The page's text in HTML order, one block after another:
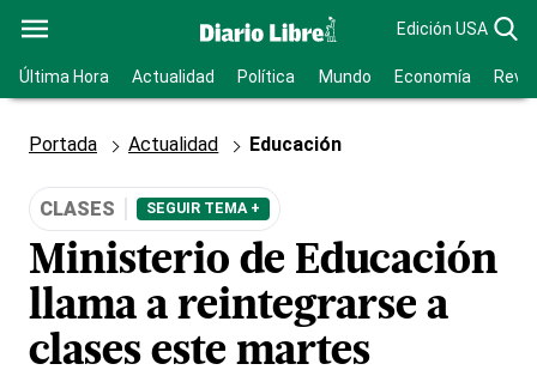
Edición USA
Última Hora Actualidad Política Mundo Economía
Portada Actualidad Educación
CLASES SEGUIR TEMA +
Ministerio de Educación
llama a reintegrarse a
clases este martes